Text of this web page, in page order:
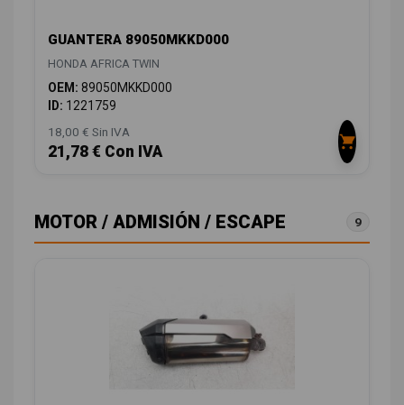
GUANTERA 89050MKKD000
HONDA AFRICA TWIN
OEM: 89050MKKD000
ID: 1221759
18,00 € Sin IVA
21,78 € Con IVA
MOTOR / ADMISIÓN / ESCAPE 9